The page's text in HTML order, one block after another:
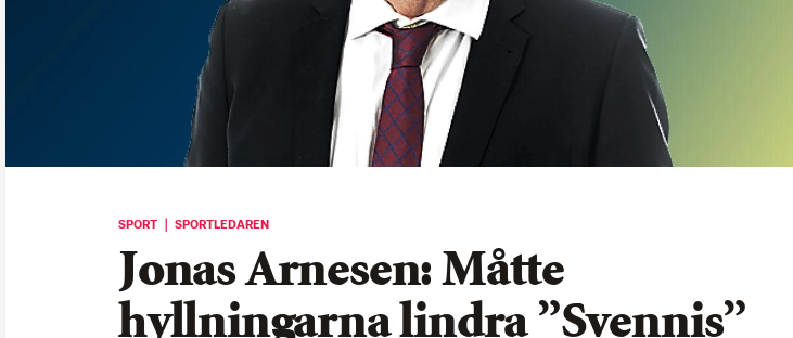
SPORT ｜ SPORTLEDAREN
Jonas Arnesen: Måtte
hyllningarna lindra ”Svennis”